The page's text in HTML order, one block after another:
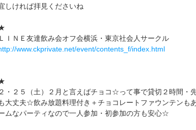
しければ拝見くださいね
ＬＩＮＥ友達飲み会オフ会横浜・東京社会人サークル
www.ckprivate.net/event/contents_f/index.html
２・２５（土）２月と言えばチョコ☆って事で貸切２時間・
大丈夫☆飲み放題料理付き＋チョコレートファウンテン
ムなパーティなので一人参加・初参加の方も安心☆